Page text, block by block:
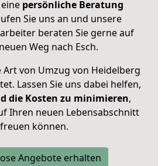
persönliche Beratung
Sie uns an und unsere
beraten Sie gerne auf
Weg nach Esch.
von Umzug von Heidelberg
Lassen Sie uns dabei helfen,
die Kosten zu minimieren,
Ihren neuen Lebensabschnitt
freuen können.
Angebote erhalten